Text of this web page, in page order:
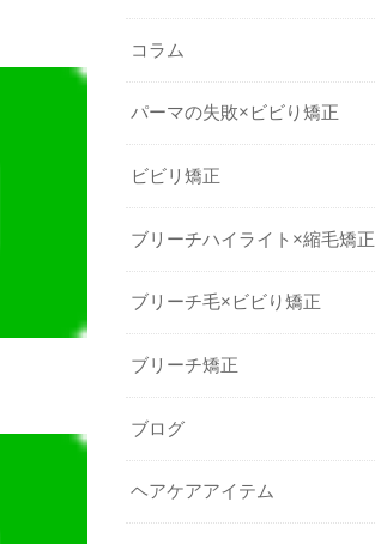
コラム
パーマの失敗×ビビり矯正
ビビリ矯正
ブリーチハイライト×縮毛矯正
ブリーチ毛×ビビり矯正
ブリーチ矯正
ブログ
ヘアケアアイテム